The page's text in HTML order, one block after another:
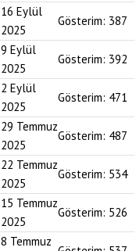
16 Eylül
2025
Gösterim: 387
9 Eylül
2025
Gösterim: 392
2 Eylül
2025
Gösterim: 471
29 Temmuz
2025
Gösterim: 487
22 Temmuz
2025
Gösterim: 534
15 Temmuz
2025
Gösterim: 526
8 Temmuz